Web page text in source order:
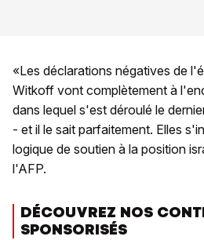
«Les déclarations négatives de
Witkoff vont complètement à
dans lequel s'est déroulé le
- et il le sait parfaitement. Elles
logique de soutien à la position
l'AFP.
DÉCOUVREZ NOS
SPONSORISÉS